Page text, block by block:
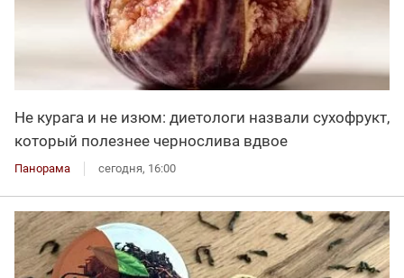
Не курага и не изюм: диетологи назвали сухофрукт,
который полезнее чернослива вдвое
Панорама сегодня, 16:00